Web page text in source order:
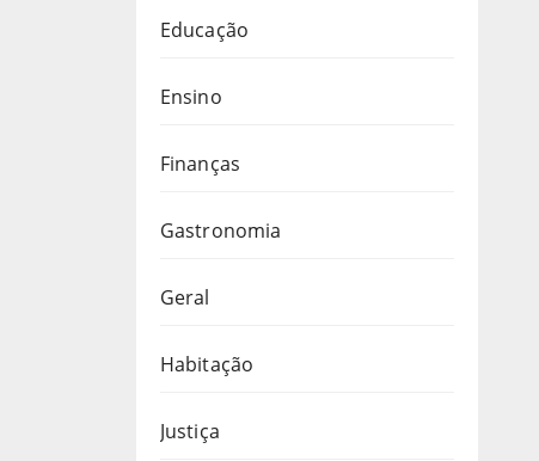
Educação
Ensino
Finanças
Gastronomia
Geral
Habitação
Justiça